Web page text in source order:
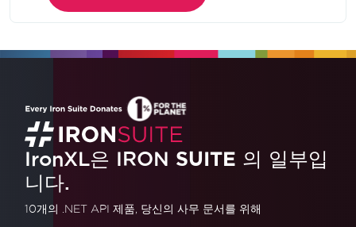
IronXL은 IRON SUITE 의 일부입
니다.
10개의 .NET API 제품, 당신의 사무 문서를 위해